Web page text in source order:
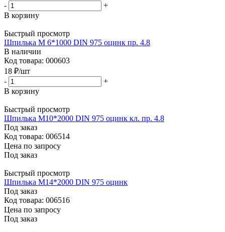
-
+
В корзину
Быстрый просмотр
Шпилька М 6*1000 DIN 975 оцинк пр. 4.8
В наличии
Код товара: 000603
18 ₽/шт
-
+
В корзину
Быстрый просмотр
Шпилька М10*2000 DIN 975 оцинк кл. пр. 4.8
Под заказ
Код товара: 006514
Цена по запросу
Под заказ
Быстрый просмотр
Шпилька М14*2000 DIN 975 оцинк
Под заказ
Код товара: 006516
Цена по запросу
Под заказ